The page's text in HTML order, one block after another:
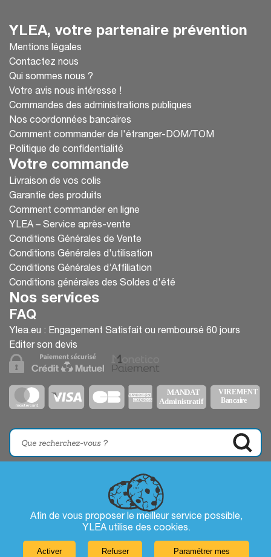
Afin de vous proposer le meilleur service possible,
YLEA utilise des cookies.
Activer
Refuser
Paramétrer mes
YLEA, votre partenaire prévention
Mentions légales
Contactez nous
Qui sommes nous ?
Votre avis nous intéresse !
Commandes des administrations publiques
Nos coordonnées bancaires
Comment commander de l'étranger-DOM/TOM
Politique de confidentialité
Votre commande
Livraison de vos colis
Garantie des produits
Comment commander en ligne
YLEA – Service après-vente
Conditions Générales de Vente
Conditions Générales d'utilisation
Conditions Générales d’Affiliation
Conditions générales des Soldes d'été
Nos services
FAQ
Ylea.eu : Engagement Satisfait ou remboursé 60 jours
Editer son devis